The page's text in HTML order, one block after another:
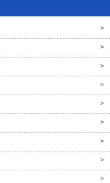
>
>
>
>
>
>
>
>
>